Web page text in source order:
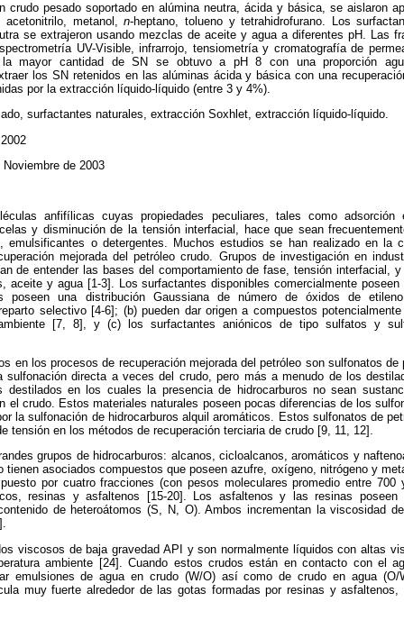
crudo pesado soportado en alúmina neutra, ácida y básica, se aislaron
acetonitrilo, metanol,n-heptano, tolueno y tetrahidrofurano. Los
se extrajeron usando mezclas de aceite y agua a diferentes pH. Las
UV-Visible, infrarrojo, tensiometría y cromatografía de
la mayor cantidad de SN se obtuvo a pH 8 con una proporción
los SN retenidos en las alúminas ácida y básica con una
por la extracción líquido-líquido (entre 3 y 4%).
surfactantes naturales, extracción Soxhlet, extracción líquido-líquido.
de 2003
anfifílicas cuyas propiedades peculiares, tales como adsorción
y disminución de la tensión interfacial, hace que sean
emulsificantes o detergentes. Muchos estudios se han realizado en la
mejorada del petróleo crudo. Grupos de investigación en
de entender las bases del comportamiento de fase, tensión interfacial,
aceite y agua [1-3]. Los surfactantes disponibles comercialmente
poseen una distribución Gaussiana de número de óxidos de
selectivo [4-6]; (b) pueden dar origen a compuestos
[7, 8], y (c) los surfactantes aniónicos de tipo sulfatos y
en los procesos de recuperación mejorada del petróleo son sulfonatos
sulfonación directa a veces del crudo, pero más a menudo de los
destilados en los cuales la presencia de hidrocarburos no sean
el crudo. Estos materiales naturales poseen pocas diferencias de los
la sulfonación de hidrocarburos alquil aromáticos. Estos sulfonatos de
tensión en los métodos de recuperación terciaria de crudo [9, 11, 12].
grupos de hidrocarburos: alcanos, cicloalcanos, aromáticos y
tienen asociados compuestos que poseen azufre, oxígeno, nitrógeno y
por cuatro fracciones (con pesos moleculares promedio entre 700
resinas y asfaltenos [15-20]. Los asfaltenos y las resinas poseen
de heteroátomos (S, N, O). Ambos incrementan la viscosidad
viscosos de baja gravedad API y son normalmente líquidos con altas
ambiente [24]. Cuando estos crudos están en contacto con el
emulsiones de agua en crudo (W/O) así como de crudo en agua
muy fuerte alrededor de las gotas formadas por resinas y